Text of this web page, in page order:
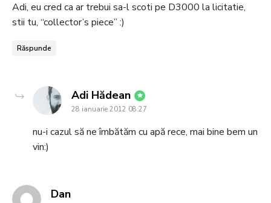
Adi, eu cred ca ar trebui sa-l scoti pe D3000 la licitatie,
stii tu, “collector’s piece” :)
Răspunde
Adi Hădean says:
28 ianuarie 2012 08:27
nu-i cazul să ne îmbătăm cu apă rece, mai bine bem un
vin:)
Dansays: